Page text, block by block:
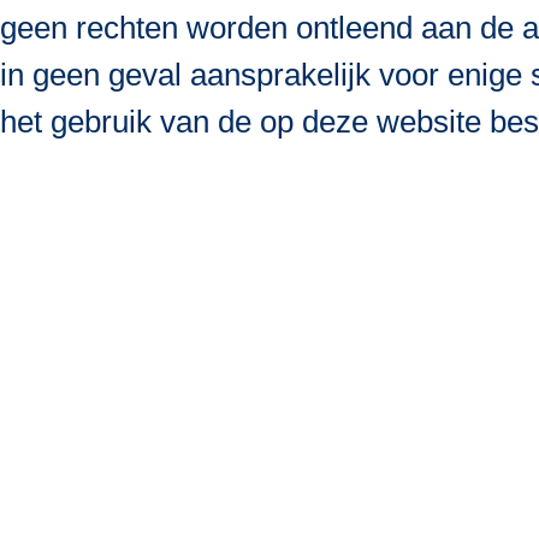
geen rechten worden ontleend aan de
in geen geval aansprakelijk voor
het gebruik van de op deze website